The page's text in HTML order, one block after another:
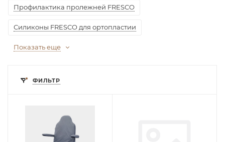
Профилактика пролежней FRESCO
Силиконы FRESCO для ортопластии
Показать еще
ФИЛЬТР